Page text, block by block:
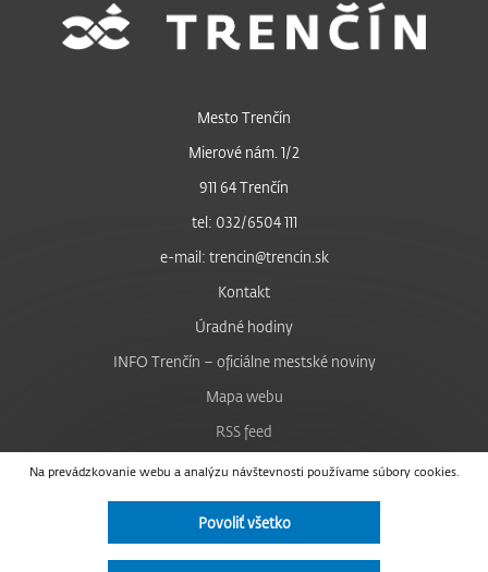
Na prevádzkovanie webu a analýzu návštevnosti používame súbory cookies.
Povoliť všetko
Mesto Trenčín
Mierové nám. 1/2
911 64 Trenčín
tel: 032/6504 111
e-mail: trencin@trencin.sk
Kontakt
Úradné hodiny
INFO Trenčín – oficiálne mestské noviny
Mapa webu
RSS feed
Nastavenie cookies
Facebook